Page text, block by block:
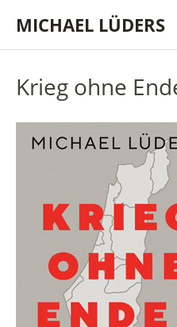
MICHAEL LÜDERS
Krieg ohne